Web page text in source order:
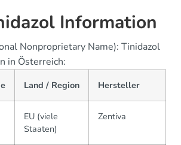
Information
Nonproprietary Name): Tinidazol
in Österreich:
Land / Region Hersteller
EU (viele
Staaten)
Zentiva